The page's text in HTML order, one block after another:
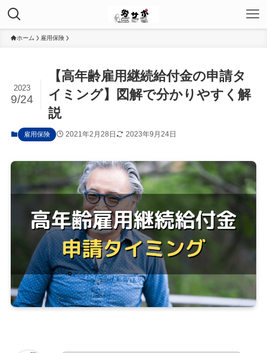
ホーム 雇用保険
【高年齢雇用継続給付金の申請タ
イミング】図解で分かりやすく解
説
2023
9/24
雇用保険 2021年2月28日 2023年9月24日